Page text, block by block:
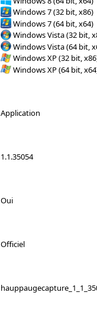
Windows 7 (32 bit, x86)
Windows 7 (64 bit, x64)
Windows Vista (32 bit,
Windows Vista (64 bit,
Windows XP (32 bit,
Windows XP (64 bit,
Application
1.1.35054
Oui
Officiel